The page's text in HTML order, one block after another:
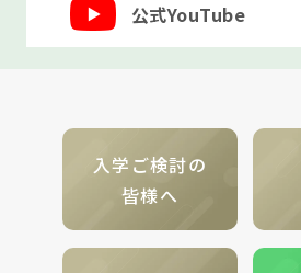
公式YouTube
入学ご検討の
皆様へ